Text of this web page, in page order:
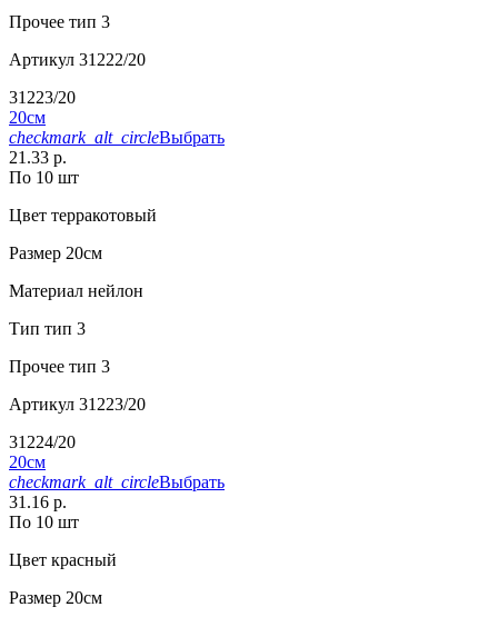
Прочее тип 3
Артикул 31222/20
31223/20
20см
checkmark_alt_circleВыбрать
21.33 р.
По 10 шт
Цвет терракотовый
Размер 20см
Материал нейлон
Тип тип 3
Прочее тип 3
Артикул 31223/20
31224/20
20см
checkmark_alt_circleВыбрать
31.16 р.
По 10 шт
Цвет красный
Размер 20см